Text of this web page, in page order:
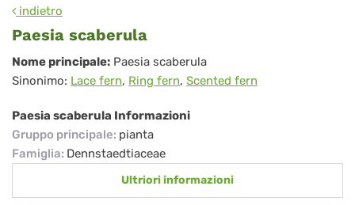
indietro
Paesia scaberula
Paesia
scaberula
Nome principale: Paesia scaberula
Sinonimo: Lace fern, Ring fern, Scented fern
Paesia scaberula Informazioni
Gruppo principale: pianta
Famiglia: Dennstaedtiaceae
Ultriori informazioni